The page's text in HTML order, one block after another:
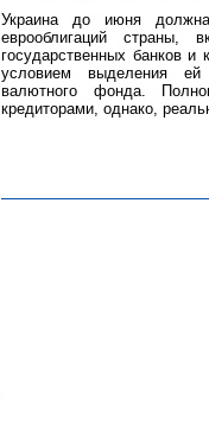
Украина до июня
еврооблигаций страны,
государственных банков и
условием выделения ей
валютного фонда.
кредиторами, однако,